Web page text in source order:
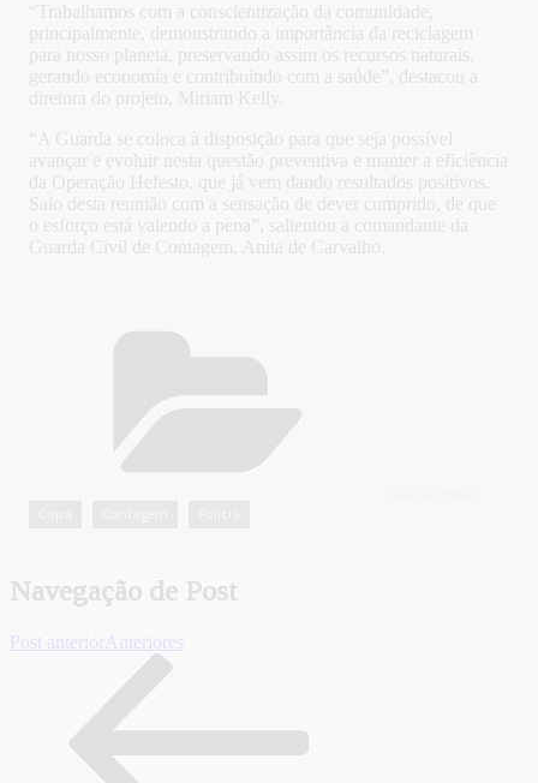
“Trabalhamos com a conscientização da comunidade,
principalmente, demonstrando a importância da reciclagem
para nosso planeta, preservando assim os recursos naturais,
gerando economia e contribuindo com a saúde”, destacou a
diretora do projeto, Miriam Kelly.
“A Guarda se coloca à disposição para que seja possível
avançar e evoluir nesta questão preventiva e manter a eficiência
da Operação Hefesto, que já vem dando resultados positivos.
Saio desta reunião com a sensação de dever cumprido, de que
o esforço está valendo a pena”, salientou a comandante da
Guarda Civil de Contagem, Anita de Carvalho.
Navegação de Post
Post anterior Anteriores